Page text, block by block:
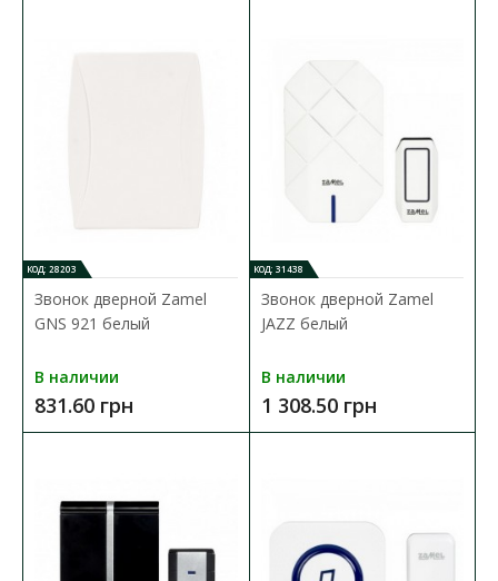
Беспроводной дверной звонок с датчиком
Беспроводной звонок, который содержит беспроводной
датчик движения с сигнализацией. Основными преиму..
КОД: 28203
Звонок дверной Zamel
GNS 921 белый
В наличии
831.60 грн
КОД: 31438
Звонок дверной Zamel
JAZZ белый
В наличии
1 308.50 грн